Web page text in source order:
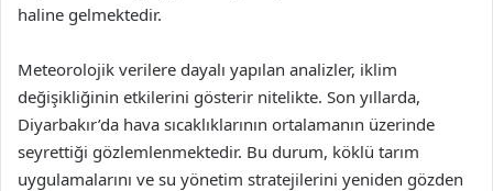
haline gelmektedir.
Meteorolojik verilere dayalı yapılan analizler, iklim
değişikliğinin etkilerini gösterir nitelikte. Son yıllarda,
Diyarbakır’da hava sıcaklıklarının ortalamanın üzerinde
seyrettiği gözlemlenmektedir. Bu durum, köklü tarım
uygulamalarını ve su yönetim stratejilerini yeniden gözden